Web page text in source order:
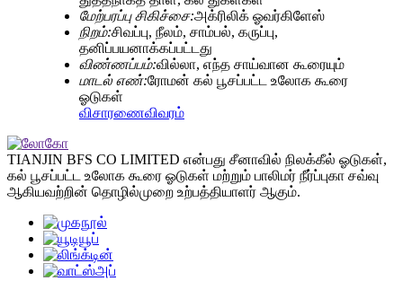
மேற்பரப்பு சிகிச்சை:அக்ரிலிக் ஓவர்கிளேஸ்
நிறம்:சிவப்பு, நீலம், சாம்பல், கருப்பு,
தனிப்பயனாக்கப்பட்டது
விண்ணப்பம்:வில்லா, எந்த சாய்வான கூரையும்
மாடல் எண்:ரோமன் கல் பூசப்பட்ட உலோக கூரை
ஓடுகள்
விசாரணைவிவரம்
TIANJIN BFS CO LIMITED என்பது சீனாவில் நிலக்கீல் ஓடுகள்,
கல் பூசப்பட்ட உலோக கூரை ஓடுகள் மற்றும் பாலிமர் நீர்ப்புகா சவ்வு
ஆகியவற்றின் தொழில்முறை உற்பத்தியாளர் ஆகும்.